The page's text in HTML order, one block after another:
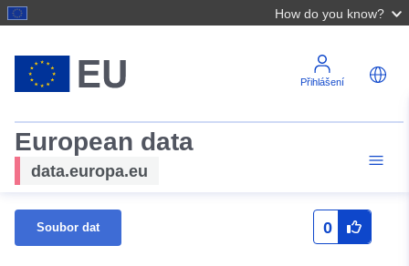
How do you know?
Přihlášení
European data
data.europa.eu
Soubor dat 0